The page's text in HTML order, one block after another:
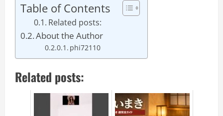
Table of Contents
Related posts:
About the Author
phi72110
Related posts: